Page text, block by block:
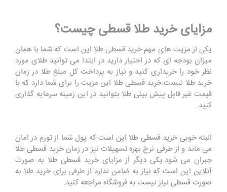
مزایای خرید طلا قسطی چیست؟
یکی از مزیت های مهم خرید قسطی طلا این است که شما با همان
میزان بودجه ای که در اختیار دارید در ابتدا می توانید طلای مورد
نظر خود را خریداری کنید و نیاز به پرداخت کل مبلغ طلا در زمان
خرید طلا نیست.خرید قسطی طلا این مزیت را برای شما دارد که با
قیمت غیر قابل پیش بینی طلا بتوانید در این زمینه سرمایه گذاری
کنید.
البته خوبی خرید قسطی طلا این است که پول شما از تورم در امان
می ماند و از طرفی نرخ بهره تسهیلات نیز در زمان خرید قسطی طلا
جبران می شود.یکی دیگر از مزایای خرید قسطی طلا به صورت
آنلاین این است که نیاز به ضامن ندارد از طرفی برای خرید طلا به
صورت قسطی نیاز نیست به فروشگاه مراجعه کنید.